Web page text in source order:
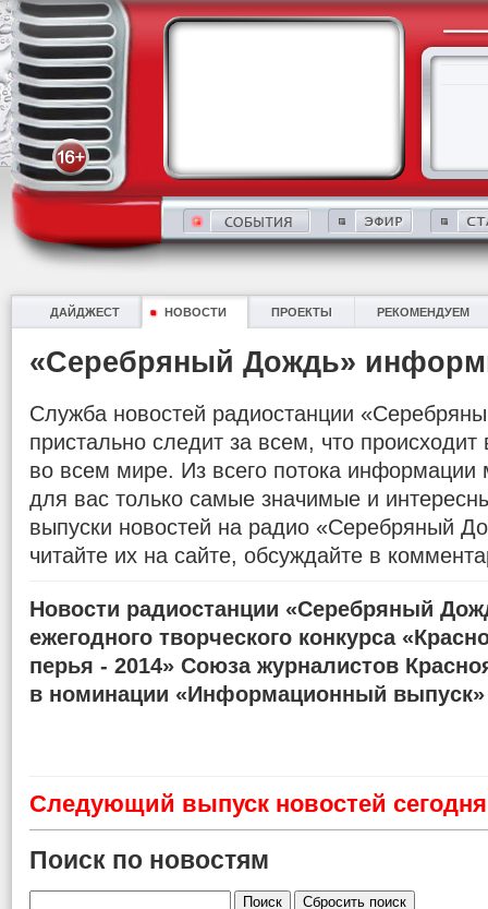
ДАЙДЖЕСТ НОВОСТИ ПРОЕКТЫ РЕКОМЕНДУЕМ
«Серебряный Дождь»
Служба новостей радиостанции
пристально следит за всем, что происходит
во всем мире. Из всего потока информации
для вас только самые значимые и
выпуски новостей на радио «Серебряный
читайте их на сайте, обсуждайте в
Новости радиостанции «Серебряный
ежегодного творческого конкурса
перья - 2014» Союза журналистов
в номинации «Информационный выпуск»
Cледующий выпуск новостей
Поиск по новостям